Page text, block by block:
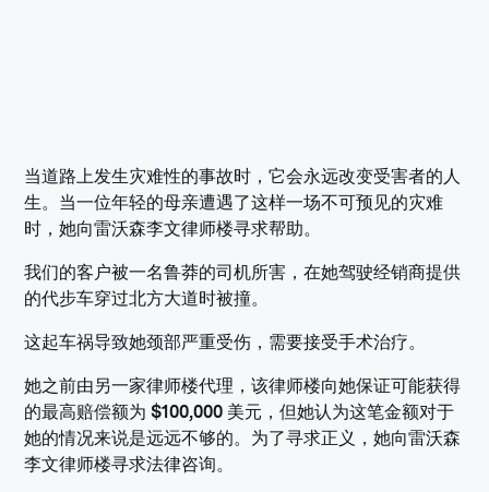
当道路上发生灾难性的事故时，它会永远改变受害者的人
生。当一位年轻的母亲遭遇了这样一场不可预见的灾难
时，她向雷沃森李文律师楼寻求帮助。
我们的客户被一名鲁莽的司机所害，在她驾驶经销商提供
的代步车穿过北方大道时被撞。
这起车祸导致她颈部严重受伤，需要接受手术治疗。
她之前由另一家律师楼代理，该律师楼向她保证可能获得
的最高赔偿额为$100,000 美元，但她认为这笔金额对于
她的情况来说是远远不够的。为了寻求正义，她向雷沃森
李文律师楼寻求法律咨询。